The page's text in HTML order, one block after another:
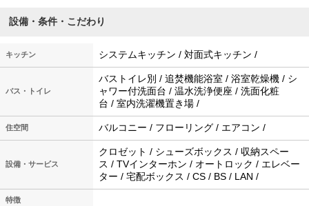
設備・条件・こだわり
キッチン システムキッチン / 対面式キッチン /
バス・トイレ
バストイレ別 / 追焚機能浴室 / 浴室乾燥機 / シ
ャワー付洗面台 / 温水洗浄便座 / 洗面化粧
台 / 室内洗濯機置き場 /
住空間 バルコニー / フローリング / エアコン /
設備・サービス
クロゼット / シューズボックス / 収納スペー
ス / TVインターホン / オートロック / エレベー
ター / 宅配ボックス / CS / BS / LAN /
特徴